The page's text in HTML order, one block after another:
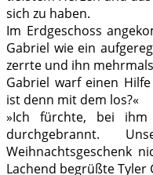
sich zu haben.
Im Erdgeschoss
Gabriel wie ein
zerrte und ihn
Gabriel warf einen
ist denn mit dem los?«
»Ich fürchte, bei ihm
durchgebrannt.
Weihnachtsgeschenk
Lachend begrüßte Tyler